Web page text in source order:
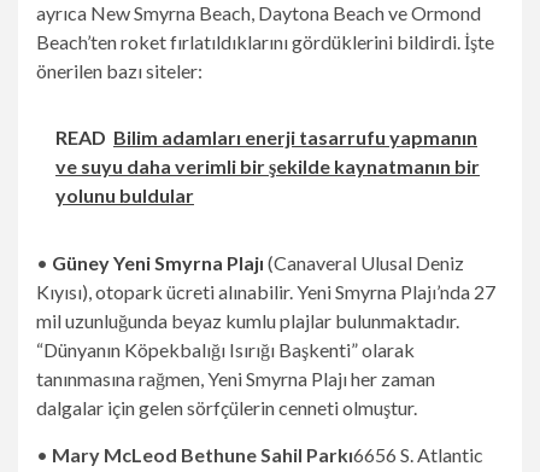
ayrıca New Smyrna Beach, Daytona Beach ve Ormond
Beach’ten roket fırlatıldıklarını gördüklerini bildirdi. İşte
önerilen bazı siteler:
READ Bilim adamları enerji tasarrufu yapmanın
ve suyu daha verimli bir şekilde kaynatmanın bir
yolunu buldular
• Güney Yeni Smyrna Plajı (Canaveral Ulusal Deniz
Kıyısı), otopark ücreti alınabilir. Yeni Smyrna Plajı’nda 27
mil uzunluğunda beyaz kumlu plajlar bulunmaktadır.
“Dünyanın Köpekbalığı Isırığı Başkenti” olarak
tanınmasına rağmen, Yeni Smyrna Plajı her zaman
dalgalar için gelen sörfçülerin cenneti olmuştur.
• Mary McLeod Bethune Sahil Parkı6656 S. Atlantic